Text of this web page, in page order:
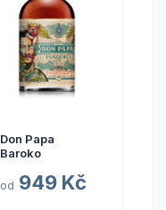
Don Papa
Baroko
od 949 Kč